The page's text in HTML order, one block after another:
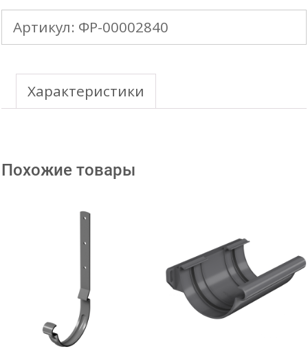
Дюбель
для
трубы
металлического
200мм
Артикул: ФР-00002840
Характеристики
Похожие товары